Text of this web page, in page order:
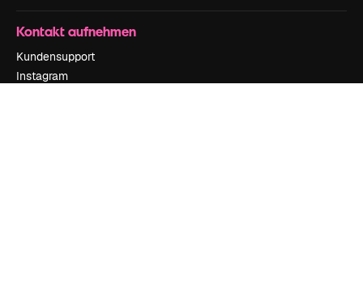
Kontakt aufnehmen
Kundensupport
Instagram